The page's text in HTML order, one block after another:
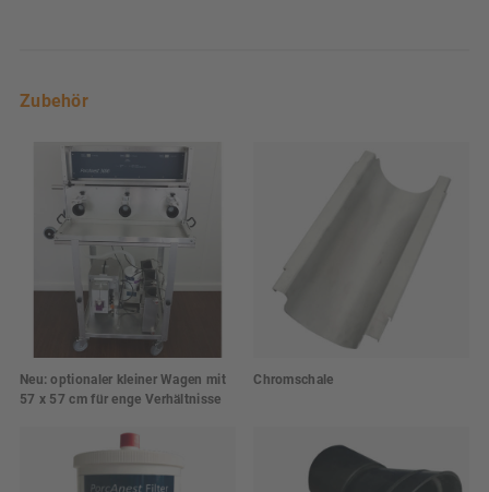
Zubehör
Neu: optionaler kleiner Wagen mit
57 x 57 cm für enge Verhältnisse
Chromschale